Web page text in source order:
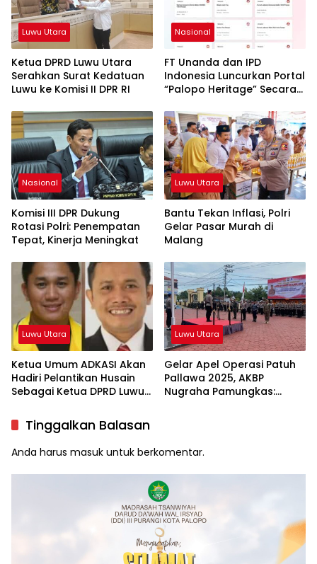
Luwu Utara
Ketua DPRD Luwu Utara
Serahkan Surat Kedatuan
Luwu ke Komisi II DPR RI
Nasional
FT Unanda dan IPD
Indonesia Luncurkan Portal
“Palopo Heritage” Secara
Nasional
Komisi III DPR Dukung
Rotasi Polri: Penempatan
Tepat, Kinerja Meningkat
Luwu Utara
Bantu Tekan Inflasi, Polri
Gelar Pasar Murah di
Malang
Luwu Utara
Ketua Umum ADKASI Akan
Hadiri Pelantikan Husain
Sebagai Ketua DPRD Luwu
Luwu Utara
Gelar Apel Operasi Patuh
Pallawa 2025, AKBP
Nugraha Pamungkas:
Tinggalkan Balasan
Anda harus masuk untuk berkomentar.